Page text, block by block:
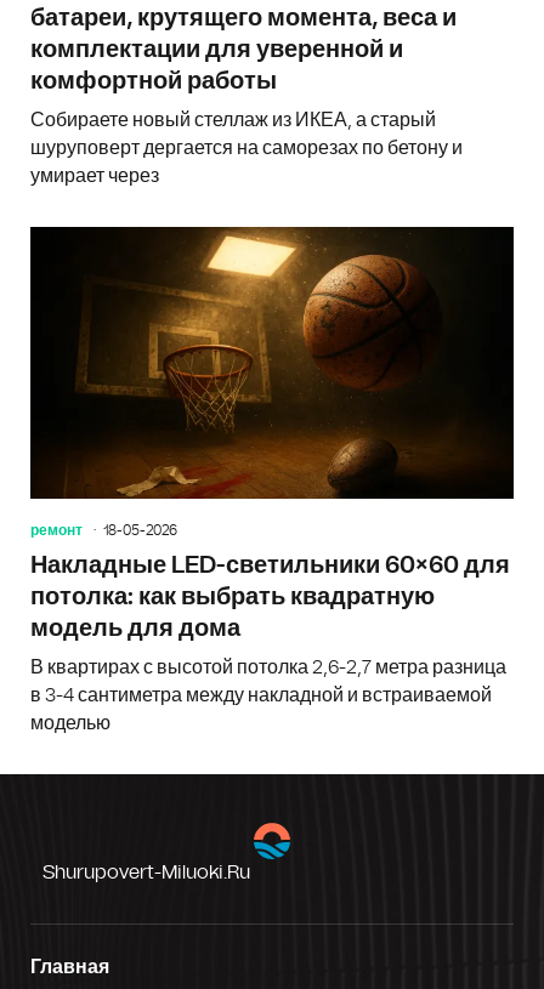
батареи, крутящего момента, веса и
комплектации для уверенной и
комфортной работы
Собираете новый стеллаж из ИКЕА, а старый
шуруповерт дергается на саморезах по бетону и
умирает через
ремонт 18-05-2026
Накладные LED-светильники 60×60 для
потолка: как выбрать квадратную
модель для дома
В квартирах с высотой потолка 2,6-2,7 метра разница
в 3-4 сантиметра между накладной и встраиваемой
моделью
Shurupovert-Miluoki.ru
Главная